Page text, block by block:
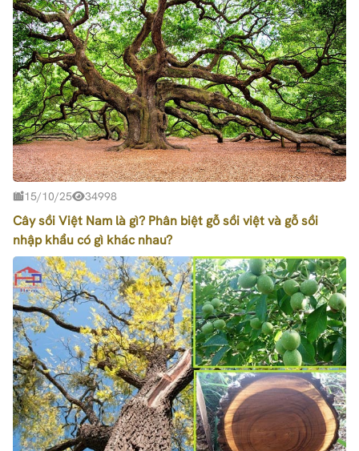
15/10/25 34998
Cây sồi Việt Nam là gì? Phân biệt gỗ sồi việt và gỗ sồi
nhập khẩu có gì khác nhau?